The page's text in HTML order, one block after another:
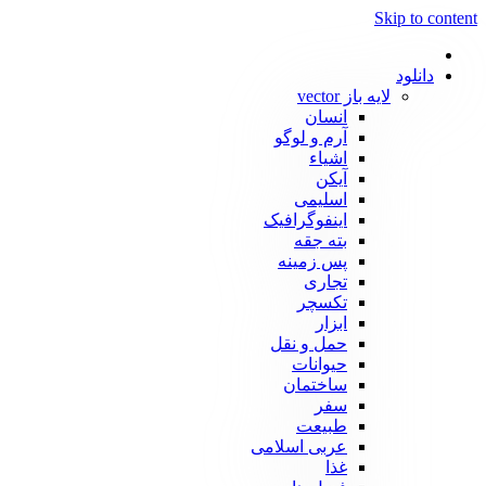
Skip to content
دانلود
لایه باز vector
انسان
آرم و لوگو
اشیاء
آیکن
اسلیمی
اینفوگرافیک
بته جقه
پس زمینه
تجاری
تکسچر
ابزار
حمل و نقل
حیوانات
ساختمان
سفر
طبیعت
عربی اسلامی
غذا